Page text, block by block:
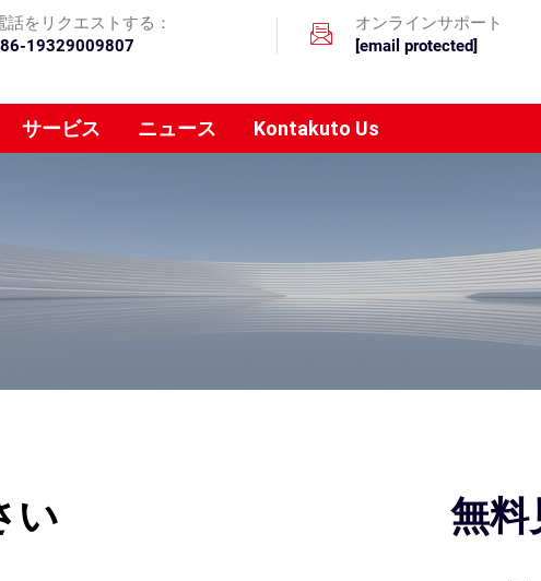
話をリクエストする：
19329009807
オンラインサポート
[email protected]
サービス ニュース Kontakuto Us
い 無料